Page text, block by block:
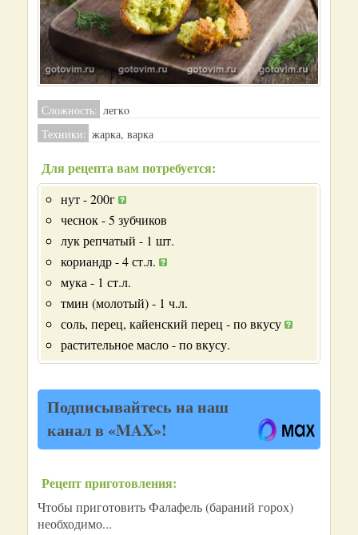
Сложность: легкo
Техники: жарка, варка
Для рецепта вам потребуется:
нут - 200г
чеснок - 5 зубчиков
лук репчатый - 1 шт.
кориандр - 4 ст.л.
мука - 1 ст.л.
тмин (молотый) - 1 ч.л.
соль, перец, кайенский перец - по вкусу
растительное масло - по вкусу.
Подписывайтесь на наш
канал в «MAX»!
Рецепт приготовления:
Чтобы приготовить Фалафель (бараний горох)
необходимо...